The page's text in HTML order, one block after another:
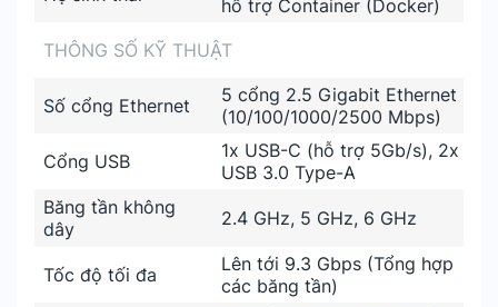
hỗ trợ Container (Docker)
THÔNG SỐ KỸ THUẬT
Số cổng Ethernet
5 cổng 2.5 Gigabit Ethernet
(10/100/1000/2500 Mbps)
Cổng USB
1x USB-C (hỗ trợ 5Gb/s), 2x
USB 3.0 Type-A
Băng tần không
dây
2.4 GHz, 5 GHz, 6 GHz
Tốc độ tối đa
Lên tới 9.3 Gbps (Tổng hợp
các băng tần)